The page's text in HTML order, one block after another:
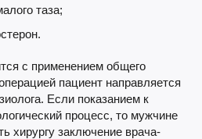
таза;
с применением общего
пациент направляется
Если показанием к
процесс, то мужчине
хирургу заключение врача-